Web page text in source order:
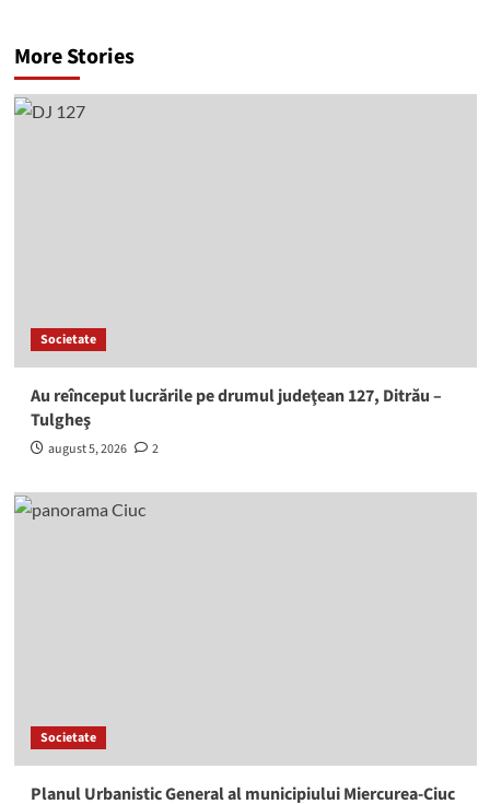
More Stories
Societate
Au reînceput lucrările pe drumul judeţean 127, Ditrău –
Tulgheş
august 5, 2026 2
Societate
Planul Urbanistic General al municipiului Miercurea-Ciuc